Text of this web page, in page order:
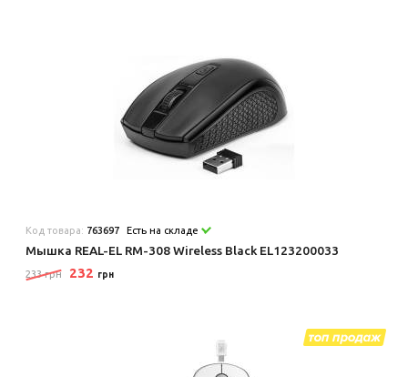
Код товара: 763697 Есть на складе
Мышка REAL-EL RM-308 Wireless Black EL123200033
233 грн 232 грн